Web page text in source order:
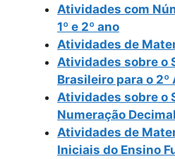
Atividades com
1º e 2º ano
Atividades de
Atividades sobre o
Brasileiro para o
Atividades sobre o
Numeração
Atividades de
Iniciais do Ensino